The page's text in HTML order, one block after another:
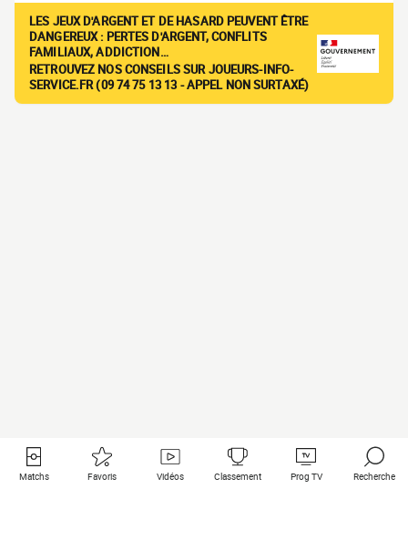
LES JEUX D'ARGENT ET DE HASARD PEUVENT ÊTRE
DANGEREUX : PERTES D'ARGENT, CONFLITS
FAMILIAUX, ADDICTION…
RETROUVEZ NOS CONSEILS SUR JOUEURS-INFO-
SERVICE.FR (09 74 75 13 13 - APPEL NON SURTAXÉ)
Matchs Favoris Vidéos Classement Prog TV Recherche